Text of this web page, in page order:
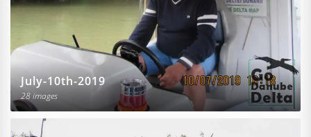
July-10th-2019
28 images